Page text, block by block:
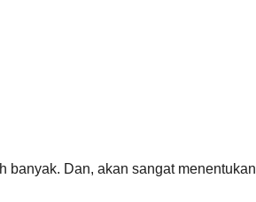
banyak. Dan, akan sangat